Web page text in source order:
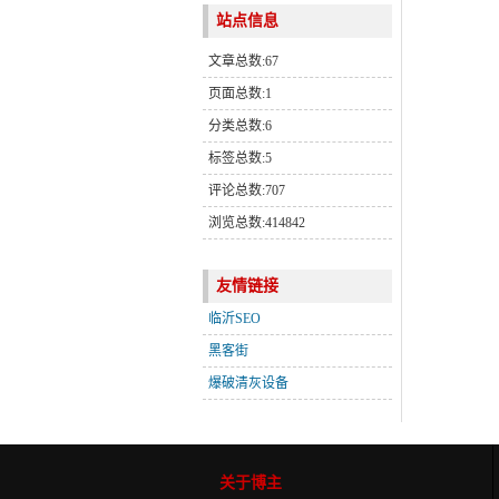
站点信息
文章总数:67
页面总数:1
分类总数:6
标签总数:5
评论总数:707
浏览总数:414842
友情链接
临沂SEO
黑客街
爆破清灰设备
关于博主